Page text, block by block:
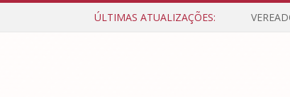
ÚLTIMAS ATUALIZAÇÕES: